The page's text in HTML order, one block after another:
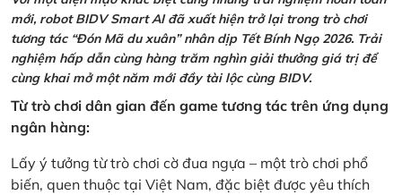
mới, robot BIDV Smart AI đã xuất hiện trở lại trong trò chơi
tương tác “Đón Mã du xuân” nhân dịp Tết Bính Ngọ 2026. Trải
nghiệm hấp dẫn cùng hàng trăm nghìn giải thưởng giá trị để
cùng khai mở một năm mới đầy tài lộc cùng BIDV.
Từ trò chơi dân gian đến game tương tác trên ứng dụng
ngân hàng:
Lấy ý tưởng từ trò chơi cờ đua ngựa – một trò chơi phổ
biến, quen thuộc tại Việt Nam, đặc biệt được yêu thích